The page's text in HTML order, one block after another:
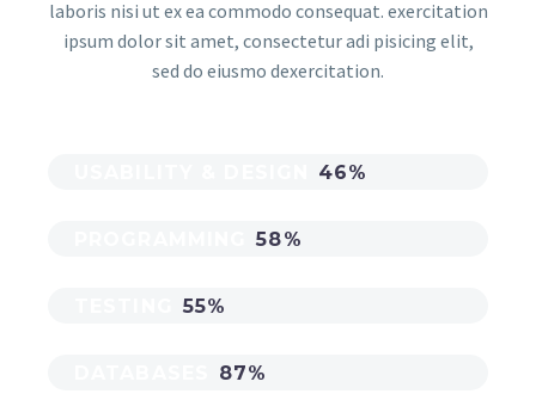
laboris nisi ut ex ea commodo consequat. exercitation
ipsum dolor sit amet, consectetur adi pisicing elit,
sed do eiusmo dexercitation.
46%
58%
55%
87%